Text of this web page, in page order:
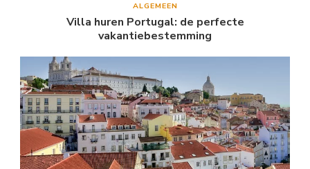
ALGEMEEN
Villa huren Portugal: de perfecte
vakantiebestemming